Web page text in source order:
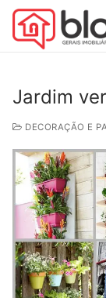
Home
Decoração e
Mercado
Jardim
DECORAÇÃO E